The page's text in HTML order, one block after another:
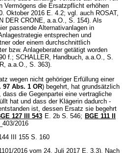
Vermögens die Ersatzpflicht erhöhen
Oktober 2016 E. 4.2; vgl. auch ROSAT,
DER CRONE, a.a.O., S. 154). Als
passende Alternativanlagen in
entsprechen und
oder einem durchschnittlich
bzw. Anlageberater getätigt worden
f.; SCHALLER, Handbuch, a.a.O., S.
a.a.O., S. 363).
wegen nicht gehöriger Erfüllung einer
97 Abs. 1 OR) begehrt, hat grundsätzlich
die Gegenpartei eine vertragliche
hat und dass der Klägerin dadurch -
ist, dessen Ersatz sie begehrt
127 III 543 E. 2b S. 546; BGE 111 II
2016
III 155 S. 160
2016 vom 24. Juli 2017 E. 3.3). Nach